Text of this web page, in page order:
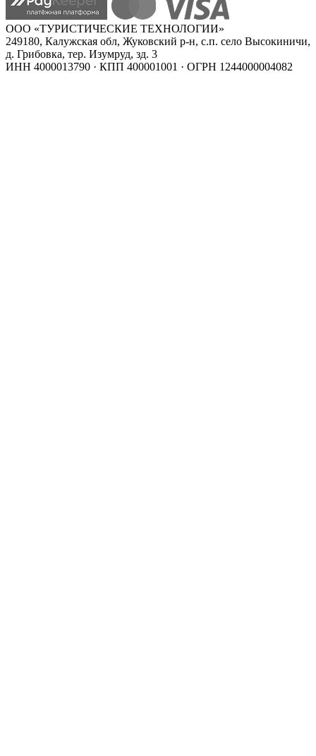
ООО «ТУРИСТИЧЕСКИЕ ТЕХНОЛОГИИ»
249180, Калужская обл, Жуковский р-н, с.п. село Высокиничи,
д. Грибовка, тер. Изумруд, зд. 3
ИНН 4000013790 · КПП 400001001 · ОГРН 1244000004082